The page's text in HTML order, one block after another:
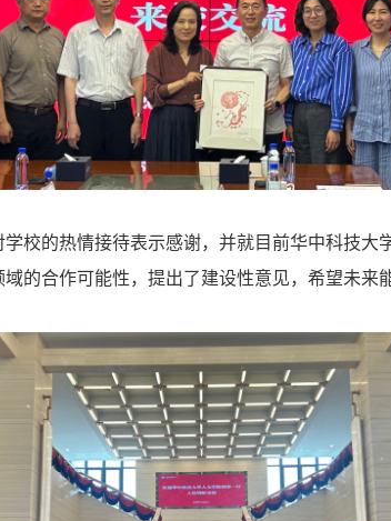
学校的热情接待表示感谢，并就目前华中科技大
的合作可能性，提出了建设性意见，希望未来